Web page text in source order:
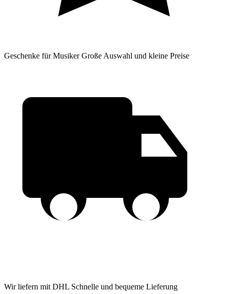
Geschenke für Musiker Große Auswahl und kleine Preise
Wir liefern mit DHL Schnelle und bequeme Lieferung